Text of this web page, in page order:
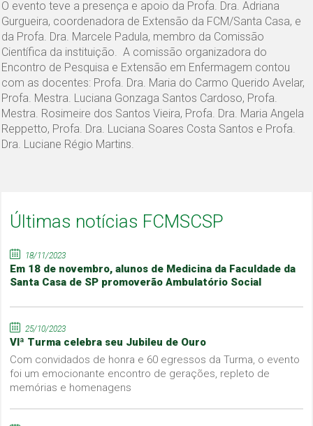
O evento teve a presença e apoio da Profa. Dra. Adriana
Gurgueira, coordenadora de Extensão da FCM/Santa Casa, e
da Profa. Dra. Marcele Padula, membro da Comissão
Científica da instituição. A comissão organizadora do
Encontro de Pesquisa e Extensão em Enfermagem contou
com as docentes: Profa. Dra. Maria do Carmo Querido Avelar,
Profa. Mestra. Luciana Gonzaga Santos Cardoso, Profa.
Mestra. Rosimeire dos Santos Vieira, Profa. Dra. Maria Angela
Reppetto, Profa. Dra. Luciana Soares Costa Santos e Profa.
Dra. Luciane Régio Martins.
Últimas notícias FCMSCSP
18/11/2023
Em 18 de novembro, alunos de Medicina da Faculdade da
Santa Casa de SP promoverão Ambulatório Social
25/10/2023
VIª Turma celebra seu Jubileu de Ouro
Com convidados de honra e 60 egressos da Turma, o evento
foi um emocionante encontro de gerações, repleto de
memórias e homenagens